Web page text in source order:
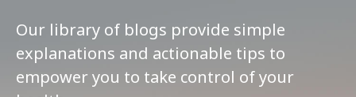
Our library of blogs provide simple
explanations and actionable tips to
empower you to take control of your